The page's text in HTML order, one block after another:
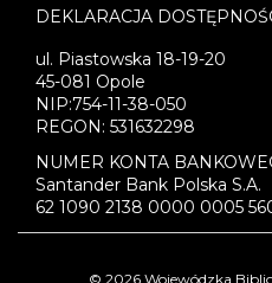
DEKLARACJA
ul. Piastowska 18-19-20
45-081 Opole
NIP:754-11-38-050
REGON: 531632298
NUMER KONTA
Santander Bank Polska S.A.
62 1090 2138 0000 0005
© 2026 Wojewódzka